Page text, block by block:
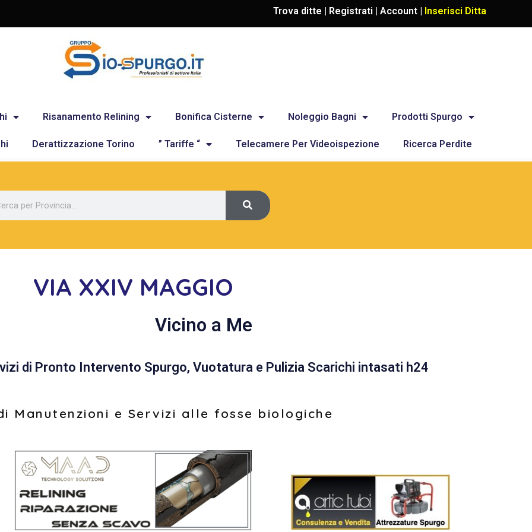
Trova ditte | Registrati | Account | Inserisci Ditta
Risanamento Relining Bonifica Cisterne Noleggio Bagni Prodotti Spurgo
Derattizzazione Torino ” Tariffe “ Telecamere Per Videoispezione Ricerca Perdite
VIA XXIV MAGGIO
Vicino a Me
di Pronto Intervento Spurgo, Vuotatura e Pulizia Scarichi intasati h24
Manutenzioni e Servizi alle fosse biologiche